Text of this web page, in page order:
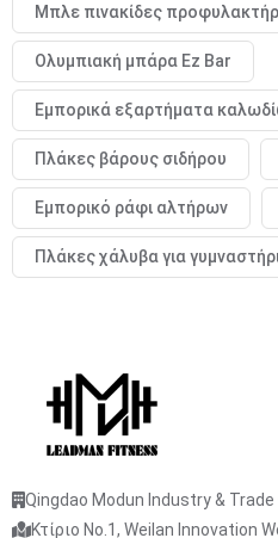
Μπλε πινακίδες
Ολυμπιακή μπάρα Ez Bar
Εμπορικά εξαρτήματα
Πλάκες βάρους σιδήρου
Εμπορικό ράφι αλτήρων
Πλάκες χάλυβα για
Qingdao Modun Industry & Trade
Κτίριο No.1, Weilan Innovation